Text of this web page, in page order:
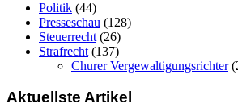
Politik (44)
Presseschau (128)
Steuerrecht (26)
Strafrecht (137)
Churer Vergewaltigungsrichter
Aktuellste Artikel